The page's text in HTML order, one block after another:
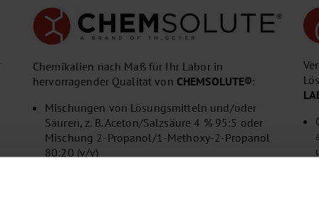
Chemikalien nach Maß für Ihr Labor in
hervorragender Qualität von CHEMSOLUTE®:
Mischungen von Lösungsmitteln und/oder
Säuren, z. B. Aceton/Salzsäure 4 % 95:5 oder
Mischung 2-Propanol/1-Methoxy-2-Propanol
80:20 (v/v)